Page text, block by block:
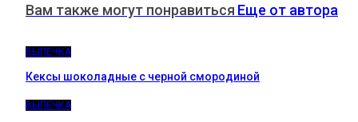
Вам также могут понравиться Еще от автора
ВЫПЕЧКА
Кексы шоколадные с черной смородиной
ВЫПЕЧКА